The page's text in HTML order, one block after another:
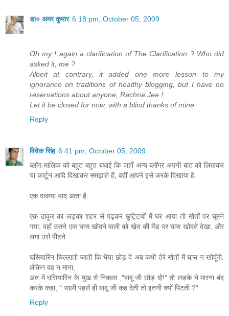
डा० अमर कुमार 6:18 pm, October 05, 2009
Oh my ! again a clarification of The Clarification ? Who did
asked it, me ?
Albeit at contrary, it added one more lesson to my
ignorance on traditions of healthy blogging, but I have no
reservations about anyone, Rachna Jee !
Let it be closed for now, with a blind thanks of mine.
Reply
विवेक सिंह 6:41 pm, October 05, 2009
ब्लॉग-मालिक को बहुत बहुत बधाई कि जहाँ अन्य ब्लॉगर अपनी बात को लिखकर
या कार्टून आदि दिखाकर समझाते हैं, वहीं आपने इसे करके दिखाया है.
एक वाकया याद आता है:
एक ठाकुर का लड़का शहर से पढ़कर छुट्टियों में घर आया तो खेतों पर घूमने
गया, वहाँ उसने एक घास खोदने वाली को खेत की मेंड़ पर घास खोदते देखा, और
लगा उसे पीटने.
घसियारिन चिल्लाती जाती कि भैया छोड़ दे अब कभी तेरे खेतों में घास न खोदूँगी.
लेकिन वह न माना,
अंत में घसियारिन के मुख से निकला ,"बाबू जी छोड़ दो!" तो लड़के ने मारना बंद
करके कहा, " साली पहले ही बाबू जी कह देती तो इतनी क्यों पिटती ?"
Reply